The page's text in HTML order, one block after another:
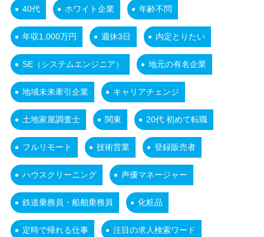
40代 ホワイト企業 年齢不問
年収1,000万円 週休3日 内定とりたい
SE（システムエンジニア） 地元の有名企業
地域未来牽引企業 キャリアチェンジ
土地家屋調査士 関東 20代 初めて転職
フルリモート 技術営業 登録販売者
ハウスクリーニング 声優マネージャー
鉄道乗務員・船舶乗務員 化粧品
定時で帰れる仕事 注目の求人検索ワード